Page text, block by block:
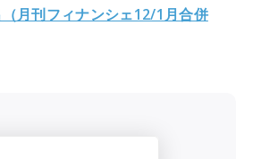
月刊フィナンシェ12/1月合併